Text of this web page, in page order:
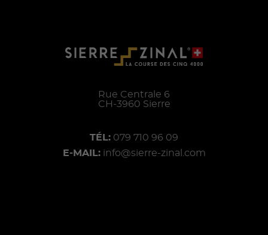
Rue Centrale 6
CH-3960 Sierre
TÉL: 079 710 96 09
E-MAIL: info@sierre-zinal.com